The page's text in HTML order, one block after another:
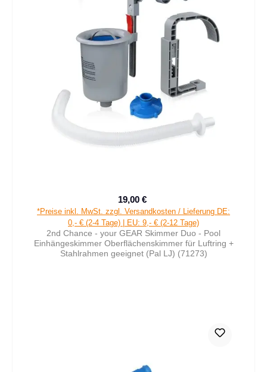
Verkaufspreis:
19,00 €
*Preise inkl. MwSt. zzgl. Versandkosten / Lieferung DE:
0,- € (2-4 Tage) | EU: 9,- € (2-12 Tage)
2nd Chance - your GEAR Skimmer Duo - Pool
Einhängeskimmer Oberflächenskimmer für Luftring +
Stahlrahmen geeignet (Pal LJ) (71273)